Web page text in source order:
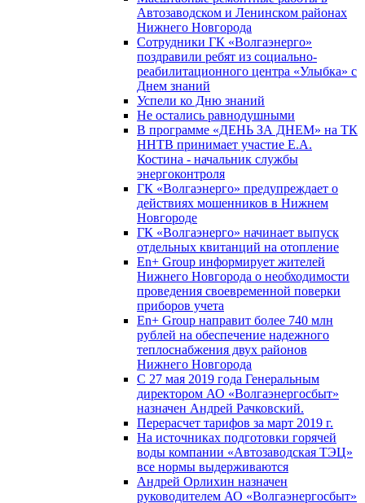
Автозаводском и Ленинском районах
Нижнего Новгорода
Сотрудники ГК «Волгаэнерго»
поздравили ребят из социально-
реабилитационного центра «Улыбка» с
Днем знаний
Успели ко Дню знаний
Не остались равнодушными
В программе «ДЕНЬ ЗА ДНЕМ» на ТК
ННТВ принимает участие Е.А.
Костина - начальник службы
энергоконтроля
ГК «Волгаэнерго» предупреждает о
действиях мошенников в Нижнем
Новгороде
ГК «Волгаэнерго» начинает выпуск
отдельных квитанций на отопление
En+ Group информирует жителей
Нижнего Новгорода о необходимости
проведения своевременной поверки
приборов учета
En+ Group направит более 740 млн
рублей на обеспечение надежного
теплоснабжения двух районов
Нижнего Новгорода
С 27 мая 2019 года Генеральным
директором АО «Волгаэнергосбыт»
назначен Андрей Рачковский.
Перерасчет тарифов за март 2019 г.
На источниках подготовки горячей
воды компании «Автозаводская ТЭЦ»
все нормы выдерживаются
Андрей Орлихин назначен
руководителем АО «Волгаэнергосбыт»